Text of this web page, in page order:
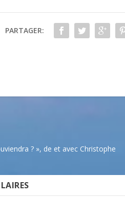
PARTAGER:
? », de et avec Christophe